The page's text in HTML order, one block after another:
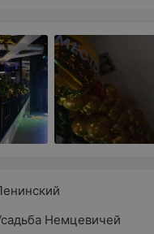
Немцевичей